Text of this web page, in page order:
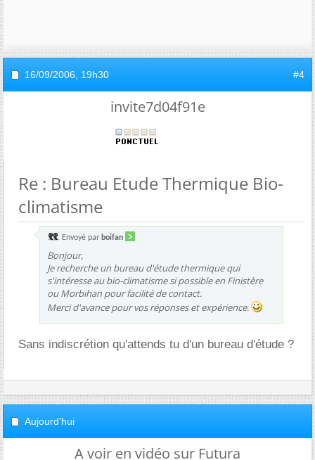
16/09/2006, 19h30 #4
invite7d04f91e
Re : Bureau Etude Thermique Bio-
climatisme
Envoyé par boifan
Bonjour,
Je recherche un bureau d'étude thermique qui
s'intéresse au bio-climatisme si possible en Finistère
ou Morbihan pour facilité de contact.
Merci d'avance pour vos réponses et expérience.
Sans indiscrétion qu'attends tu d'un bureau d'étude ?
Aujourd'hui
A voir en vidéo sur Futura